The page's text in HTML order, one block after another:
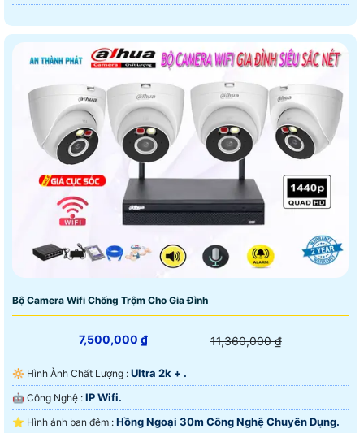
Bộ Camera Wifi Chống Trộm Cho Gia Đình
7,500,000 ₫ 11,360,000 ₫
🔆 Hình Ành Chất Lượng : Ultra 2k + .
🤖️ Công Nghệ : IP Wifi.
⭐ Hình ảnh ban đêm : Hồng Ngoại 30m Công Nghệ Chuyên Dụng.